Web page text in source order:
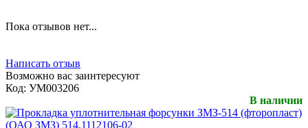
Пока отзывов нет...
Написать отзыв
Возможно вас заинтересуют
Код: УМ003206
В наличии